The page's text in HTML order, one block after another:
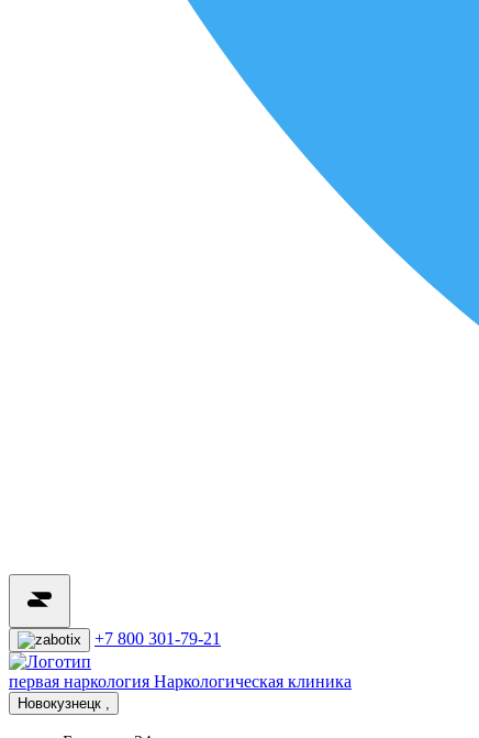
+7 800 301-79-21
первая наркология Наркологическая клиника
Новокузнецк ,